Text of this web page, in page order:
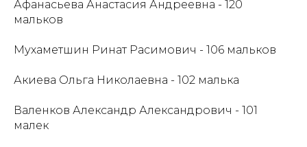
Афанасьева Анастасия Андреевна - 120
мальков
Мухаметшин Ринат Расимович - 106 мальков
Акиева Ольга Николаевна - 102 малька
Валенков Александр Александрович - 101
малек